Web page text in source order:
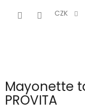
CZK
Mayonette
PROVITA